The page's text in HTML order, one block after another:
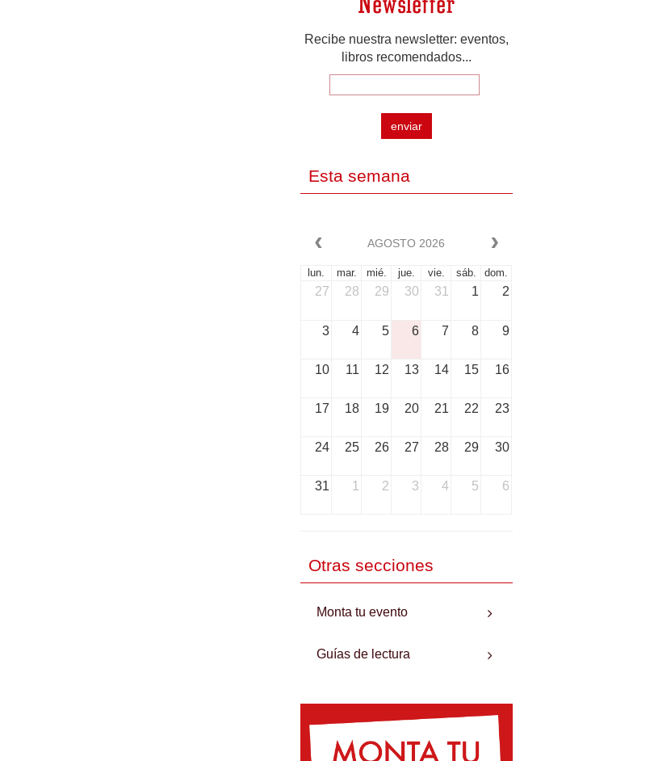
Recibe nuestra newsletter: eventos,
libros recomendados...
enviar
Esta semana
AGOSTO 2026
lun. mar. mié. jue. vie. sáb. dom.
27 28 29 30 31 1 2
3 4 5 6 7 8 9
10 11 12 13 14 15 16
17 18 19 20 21 22 23
24 25 26 27 28 29 30
31 1 2 3 4 5 6
Otras secciones
Monta tu evento
Guías de lectura